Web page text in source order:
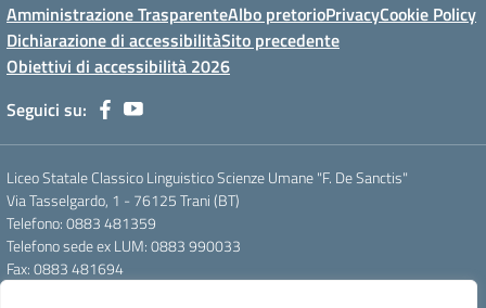
Amministrazione TrasparenteAlbo pretorioPrivacyCookie Policy
Dichiarazione di accessibilitàSito precedente
Obiettivi di accessibilità 2026
Seguici su:
Liceo Statale Classico Linguistico Scienze Umane "F. De Sanctis"
Via Tasselgardo, 1 - 76125 Trani (BT)
Telefono: 0883 481359
Telefono sede ex LUM: 0883 990033
Fax: 0883 481694